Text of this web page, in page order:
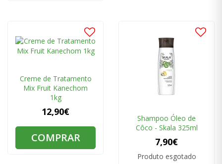
Creme de Tratamento
Mix Fruit Kanechom
1kg
12,90€
COMPRAR
Shampoo Óleo de
Côco - Skala 325ml
7,90€
Produto esgotado